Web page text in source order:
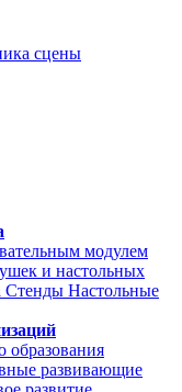
сцены
модулем
и настольных
Стенды Настольные
образования
развивающие